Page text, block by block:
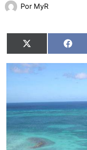
Por MyR
Compartir
en
X
(Twitter) en